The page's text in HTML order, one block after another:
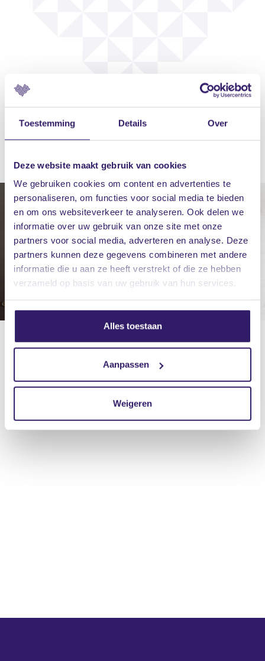
Toestemming Details Over
Deze website maakt gebruik van cookies
We gebruiken cookies om content en advertenties te
personaliseren, om functies voor social media te bieden
en om ons websiteverkeer te analyseren. Ook delen we
informatie over uw gebruik van onze site met onze
partners voor social media, adverteren en analyse. Deze
partners kunnen deze gegevens combineren met andere
informatie die u aan ze heeft verstrekt of die ze hebben
verzameld op basis van uw gebruik van hun services.
Alles toestaan
Aanpassen
Weigeren